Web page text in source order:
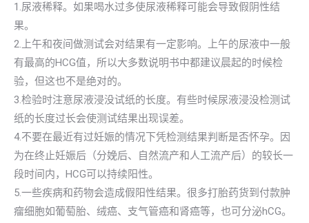
1.尿液稀释。如果喝水过多使尿液稀释可能会导致假阴性结
果。
2.上午和夜间做测试会对结果有一定影响。上午的尿液中一般
有最高的HCG值，所以大多数说明书中都建议晨起的时候检
验，但这也不是绝对的。
3.检验时注意尿液浸没试纸的长度。有些时候尿液浸没检测试
纸的长度过长会使测试结果出现误差。
4.不要在最近有过妊娠的情况下凭检测结果判断是否怀孕。因
为在终止妊娠后（分娩后、自然流产和人工流产后）的较长一
段时间内，HCG可以持续阳性。
5.一些疾病和药物会造成假阳性结果。很多打胎药货到付款肿
瘤细胞如葡萄胎、绒癌、支气管癌和肾癌等，也可分泌hCG。